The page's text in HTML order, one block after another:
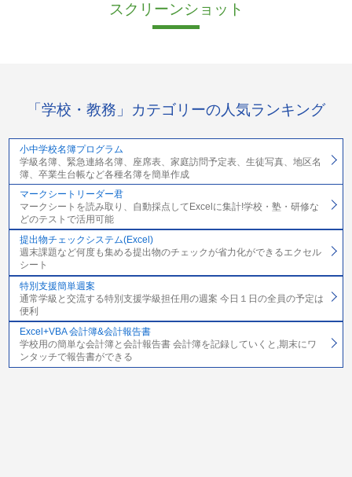
スクリーンショット
「学校・教務」カテゴリーの人気ランキング
小中学校名簿プログラム
学級名簿、緊急連絡名簿、座席表、家庭訪問予定表、生徒写真、地区名
簿、卒業生台帳など各種名簿を簡単作成
マークシートリーダー君
マークシートを読み取り、自動採点してExcelに集計!学校・塾・研修な
どのテストで活用可能
提出物チェックシステム(Excel)
週末課題など何度も集める提出物のチェックが省力化ができるエクセル
シート
特別支援簡単週案
通常学級と交流する特別支援学級担任用の週案 今日１日の全員の予定は
便利
Excel+VBA 会計簿&会計報告書
学校用の簡単な会計簿と会計報告書 会計簿を記録していくと,期末にワ
ンタッチで報告書ができる